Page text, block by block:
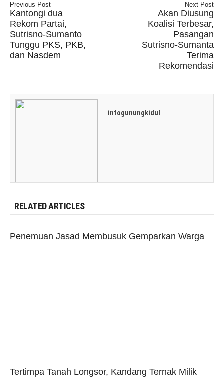
Previous Post
Kantongi dua
Rekom Partai,
Sutrisno-Sumanto
Tunggu PKS, PKB,
dan Nasdem
Next Post
Akan Diusung
Koalisi Terbesar,
Pasangan
Sutrisno-Sumanta
Terima
Rekomendasi
infogunungkidul
RELATED ARTICLES
Penemuan Jasad Membusuk Gemparkan Warga
Tertimpa Tanah Longsor, Kandang Ternak Milik